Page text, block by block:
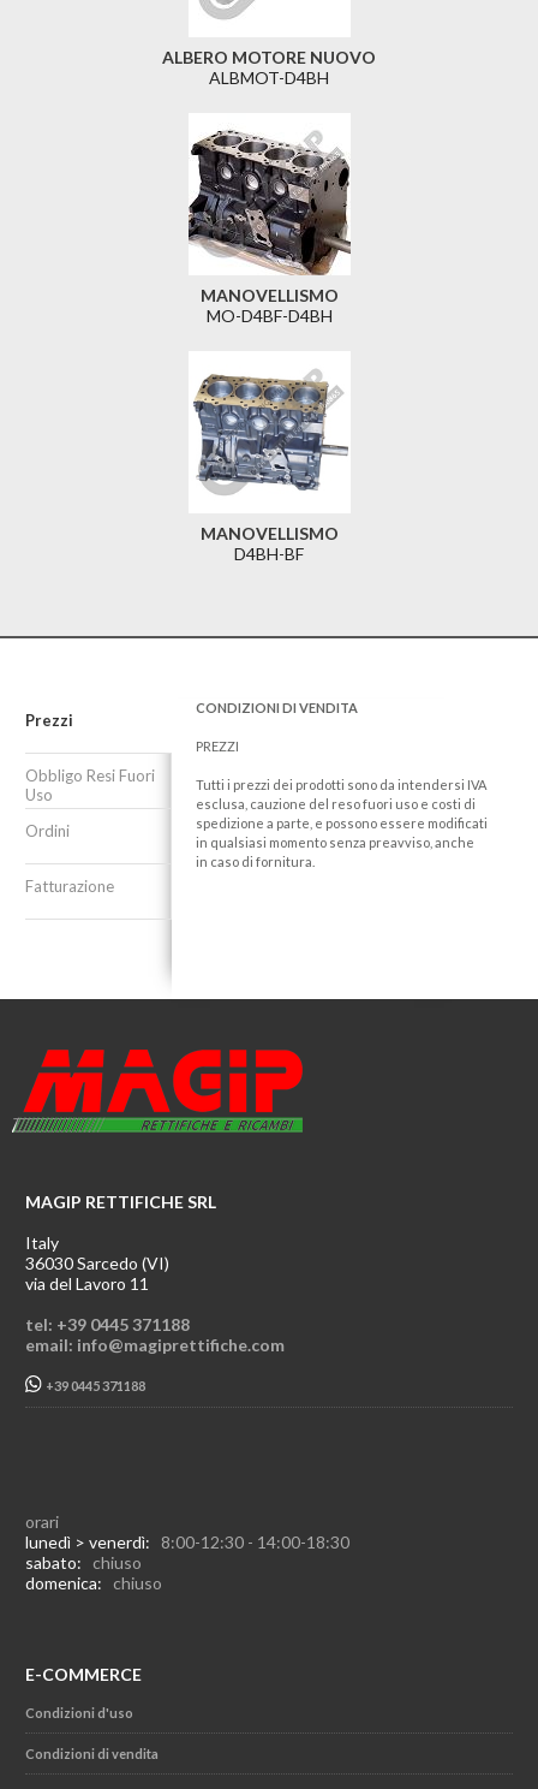
ALBERO MOTORE NUOVO
ALBMOT-D4BH
MANOVELLISMO
MO-D4BF-D4BH
MANOVELLISMO
D4BH-BF
Prezzi
Obbligo Resi Fuori
Uso
Ordini
Fatturazione
CONDIZIONI DI VENDITA
PREZZI
Tutti i prezzi dei prodotti sono da intendersi IVA
esclusa, cauzione del reso fuori uso e costi di
spedizione a parte, e possono essere modificati
in qualsiasi momento senza preavviso, anche
in caso di fornitura.
MAGIP RETTIFICHE SRL
Italy
36030 Sarcedo (VI)
via del Lavoro 11
tel: +39 0445 371188
email: info@magiprettifiche.com
+39 0445 371188
orari
lunedì > venerdì: 8:00-12:30 - 14:00-18:30
sabato: chiuso
domenica: chiuso
E-COMMERCE
Condizioni d'uso
Condizioni di vendita